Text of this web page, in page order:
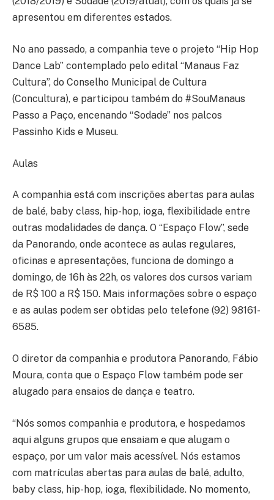
apresentou em diferentes estados.
No ano passado, a companhia teve o projeto “Hip Hop
Dance Lab” contemplado pelo edital “Manaus Faz
Cultura”, do Conselho Municipal de Cultura
(Concultura), e participou também do #SouManaus
Passo a Paço, encenando “Sodade” nos palcos
Passinho Kids e Museu.
Aulas
A companhia está com inscrições abertas para aulas
de balé, baby class, hip-hop, ioga, flexibilidade entre
outras modalidades de dança. O “Espaço Flow”, sede
da Panorando, onde acontece as aulas regulares,
oficinas e apresentações, funciona de domingo a
domingo, de 16h às 22h, os valores dos cursos variam
de R$ 100 a R$ 150. Mais informações sobre o espaço
e as aulas podem ser obtidas pelo telefone (92) 98161-
6585.
O diretor da companhia e produtora Panorando, Fábio
Moura, conta que o Espaço Flow também pode ser
alugado para ensaios de dança e teatro.
“Nós somos companhia e produtora, e hospedamos
aqui alguns grupos que ensaiam e que alugam o
espaço, por um valor mais acessível. Nós estamos
com matrículas abertas para aulas de balé, adulto,
baby class, hip-hop, ioga, flexibilidade. No momento,